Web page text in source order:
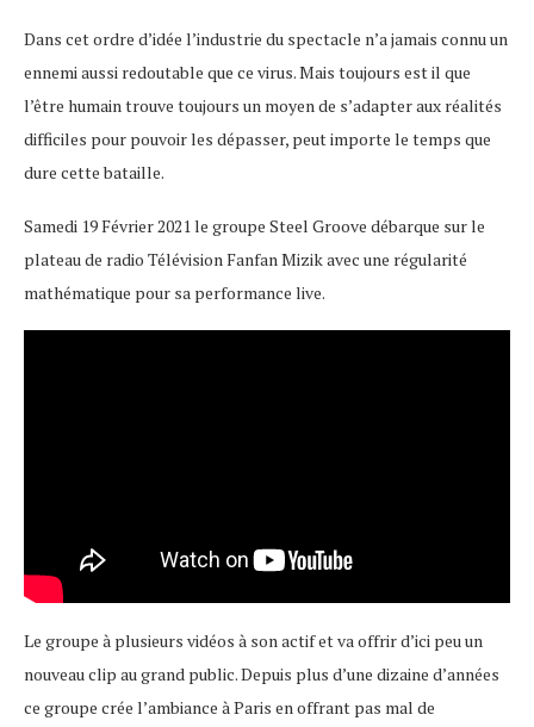
Dans cet ordre d’idée l’industrie du spectacle n’a jamais connu un
ennemi aussi redoutable que ce virus. Mais toujours est il que
l’être humain trouve toujours un moyen de s’adapter aux réalités
difficiles pour pouvoir les dépasser, peut importe le temps que
dure cette bataille.
Samedi 19 Février 2021 le groupe Steel Groove débarque sur le
plateau de radio Télévision Fanfan Mizik avec une régularité
mathématique pour sa performance live.
Le groupe à plusieurs vidéos à son actif et va offrir d’ici peu un
nouveau clip au grand public. Depuis plus d’une dizaine d’années
ce groupe crée l’ambiance à Paris en offrant pas mal de